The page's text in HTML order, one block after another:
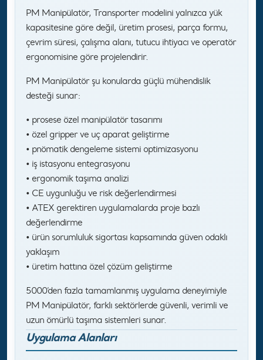
PM Manipülatör, Transporter modelini yalnızca yük
kapasitesine göre değil, üretim prosesi, parça formu,
çevrim süresi, çalışma alanı, tutucu ihtiyacı ve operatör
ergonomisine göre projelendirir.
PM Manipülatör şu konularda güçlü mühendislik
desteği sunar:
• prosese özel manipülatör tasarımı
• özel gripper ve uç aparat geliştirme
• pnömatik dengeleme sistemi optimizasyonu
• iş istasyonu entegrasyonu
• ergonomik taşıma analizi
• CE uygunluğu ve risk değerlendirmesi
• ATEX gerektiren uygulamalarda proje bazlı
değerlendirme
• ürün sorumluluk sigortası kapsamında güven odaklı
yaklaşım
• üretim hattına özel çözüm geliştirme
5000’den fazla tamamlanmış uygulama deneyimiyle
PM Manipülatör, farklı sektörlerde güvenli, verimli ve
uzun ömürlü taşıma sistemleri sunar.
Uygulama Alanları